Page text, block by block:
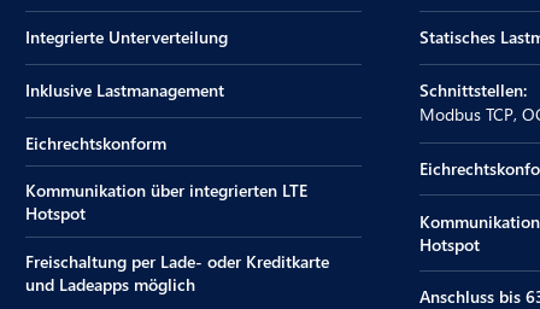
Integrierte Unterverteilung
Inklusive Lastmanagement
Eichrechtskonform
Kommunikation über integrierten LTE
Hotspot
Freischaltung per Lade- oder Kreditkarte
und Ladeapps möglich
Statisches
Schnittstellen:
Modbus TCP,
Hotspot
Anschluss bis